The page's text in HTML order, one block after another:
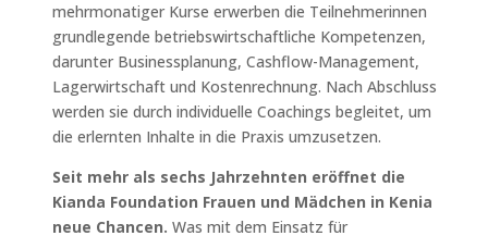
mehrmonatiger Kurse erwerben die Teilnehmerinnen
grundlegende betriebswirtschaftliche Kompetenzen,
darunter Businessplanung, Cashflow-Management,
Lagerwirtschaft und Kostenrechnung. Nach Abschluss
werden sie durch individuelle Coachings begleitet, um
die erlernten Inhalte in die Praxis umzusetzen.
Seit mehr als sechs Jahrzehnten eröffnet die
Kianda Foundation Frauen und Mädchen in Kenia
neue Chancen. Was mit dem Einsatz für